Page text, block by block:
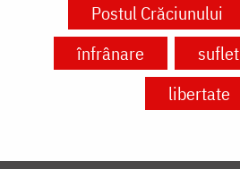
Postul Crăciunului
înfrânare
suflet
libertate